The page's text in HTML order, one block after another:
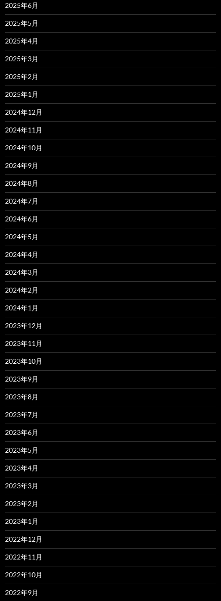
2025年6月
2025年5月
2025年4月
2025年3月
2025年2月
2025年1月
2024年12月
2024年11月
2024年10月
2024年9月
2024年8月
2024年7月
2024年6月
2024年5月
2024年4月
2024年3月
2024年2月
2024年1月
2023年12月
2023年11月
2023年10月
2023年9月
2023年8月
2023年7月
2023年6月
2023年5月
2023年4月
2023年3月
2023年2月
2023年1月
2022年12月
2022年11月
2022年10月
2022年9月